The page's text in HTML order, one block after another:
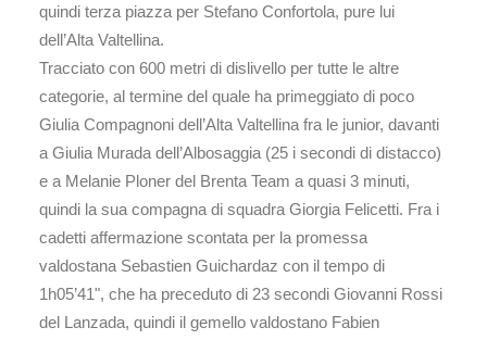
quindi terza piazza per Stefano Confortola, pure lui
dell’Alta Valtellina.
Tracciato con 600 metri di dislivello per tutte le altre
categorie, al termine del quale ha primeggiato di poco
Giulia Compagnoni dell’Alta Valtellina fra le junior, davanti
a Giulia Murada dell’Albosaggia (25 i secondi di distacco)
e a Melanie Ploner del Brenta Team a quasi 3 minuti,
quindi la sua compagna di squadra Giorgia Felicetti. Fra i
cadetti affermazione scontata per la promessa
valdostana Sebastien Guichardaz con il tempo di
1h05’41", che ha preceduto di 23 secondi Giovanni Rossi
del Lanzada, quindi il gemello valdostano Fabien